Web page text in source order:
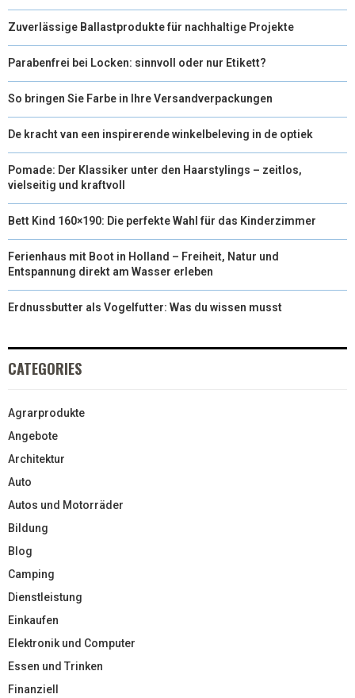
Zuverlässige Ballastprodukte für nachhaltige Projekte
Parabenfrei bei Locken: sinnvoll oder nur Etikett?
So bringen Sie Farbe in Ihre Versandverpackungen
De kracht van een inspirerende winkelbeleving in de optiek
Pomade: Der Klassiker unter den Haarstylings – zeitlos,
vielseitig und kraftvoll
Bett Kind 160×190: Die perfekte Wahl für das Kinderzimmer
Ferienhaus mit Boot in Holland – Freiheit, Natur und
Entspannung direkt am Wasser erleben
Erdnussbutter als Vogelfutter: Was du wissen musst
CATEGORIES
Agrarprodukte
Angebote
Architektur
Auto
Autos und Motorräder
Bildung
Blog
Camping
Dienstleistung
Einkaufen
Elektronik und Computer
Essen und Trinken
Finanziell